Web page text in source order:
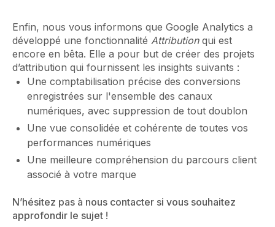
Enfin, nous vous informons que Google Analytics a
développé une fonctionnalité Attributionqui est
encore en bêta. Elle a pour but de créer des projets
d’attribution qui fournissent les insights suivants :
Une comptabilisation précise des conversions
enregistrées sur l'ensemble des canaux
numériques, avec suppression de tout doublon
Une vue consolidée et cohérente de toutes vos
performances numériques
Une meilleure compréhension du parcours client
associé à votre marque
N’hésitez pas à nous contacter si vous souhaitez
approfondir le sujet !